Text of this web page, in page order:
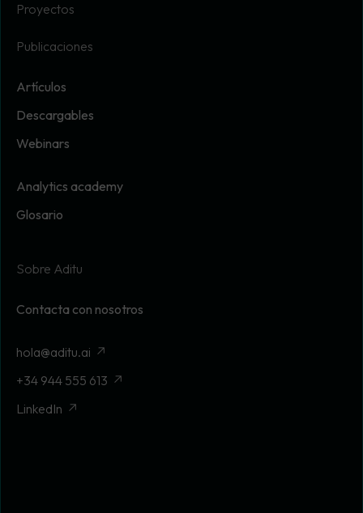
Proyectos
Publicaciones
Artículos
Descargables
Webinars
Analytics academy
Glosario
Sobre Aditu
Contacta con nosotros
hola@aditu.ai
+34 944 555 613
LinkedIn